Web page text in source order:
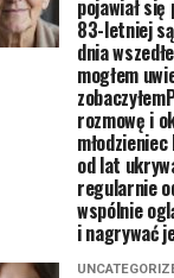
pojawiał
83-letniej
dnia
mogłem
rozmowę i
od lat
regularnie
wspólnie
i nagrywać